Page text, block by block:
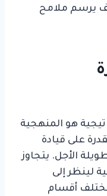
يرسم ملامح
هو المنهجية
على قيادة
الأجل. يتجاوز
لينظر إلى
أقسام